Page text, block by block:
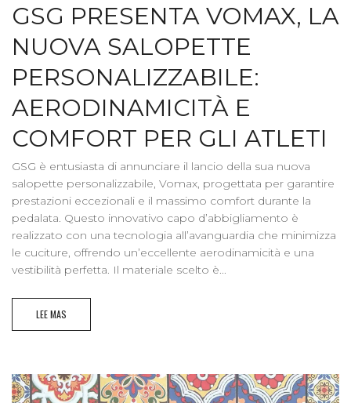
GSG PRESENTA VOMAX, LA
NUOVA SALOPETTE
PERSONALIZZABILE:
AERODINAMICITÀ E
COMFORT PER GLI ATLETI
GSG è entusiasta di annunciare il lancio della sua nuova
salopette personalizzabile, Vomax, progettata per garantire
prestazioni eccezionali e il massimo comfort durante la
pedalata. Questo innovativo capo d’abbigliamento è
realizzato con una tecnologia all’avanguardia che minimizza
le cuciture, offrendo un’eccellente aerodinamicità e una
vestibilità perfetta. Il materiale scelto è...
LEE MAS